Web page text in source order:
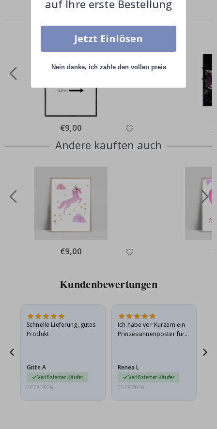
Special
Price
€9,00
Andere kauften auch
Special
Price
€9,00
Kundenbewertungen
Schnelle Lieferung, gutes
Produkt
Gitte A
Verifizierter Käufer
06.08.2026
Ich habe vor Kurzem ein
Prinzessinnenposter für
beschädigt…
Renea L
Verifizierter Käufer
05.08.2026
auf Ihre erste Bestellung
Jetzt Einlösen
Nein danke, ich zahle den vollen preis